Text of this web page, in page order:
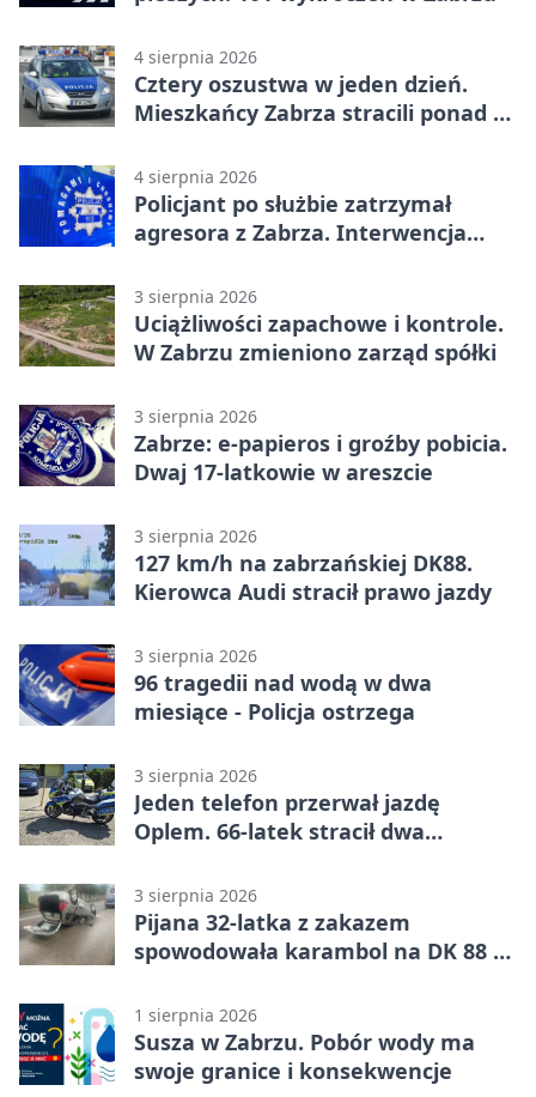
4 sierpnia 2026
Cztery oszustwa w jeden dzień.
Mieszkańcy Zabrza stracili ponad 6
4 sierpnia 2026
Policjant po służbie zatrzymał
agresora z Zabrza. Interwencja
3 sierpnia 2026
Uciążliwości zapachowe i kontrole.
W Zabrzu zmieniono zarząd spółki
3 sierpnia 2026
Zabrze: e-papieros i groźby pobicia.
Dwaj 17-latkowie w areszcie
3 sierpnia 2026
127 km/h na zabrzańskiej DK88.
Kierowca Audi stracił prawo jazdy
3 sierpnia 2026
96 tragedii nad wodą w dwa
miesiące - Policja ostrzega
3 sierpnia 2026
Jeden telefon przerwał jazdę
Oplem. 66-latek stracił dwa
3 sierpnia 2026
Pijana 32-latka z zakazem
spowodowała karambol na DK 88 w
1 sierpnia 2026
Susza w Zabrzu. Pobór wody ma
swoje granice i konsekwencje